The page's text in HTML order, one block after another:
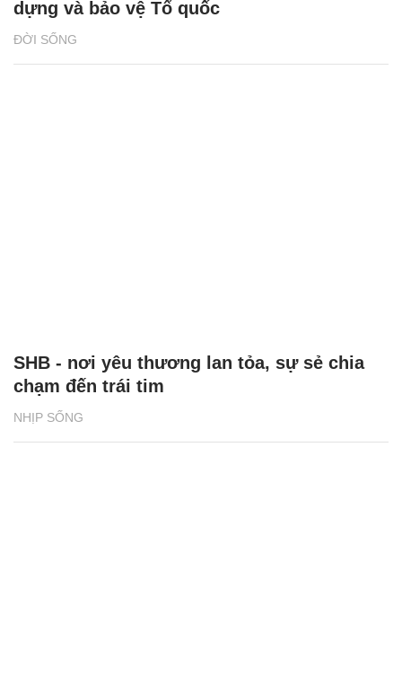
ĐỜI SỐNG
dựng và bảo vệ Tổ quốc
NHỊP SỐNG
SHB - nơi yêu thương lan tỏa, sự sẻ chia
chạm đến trái tim